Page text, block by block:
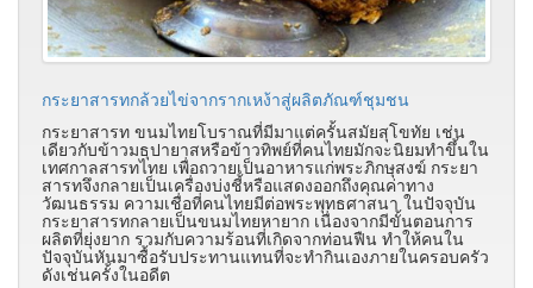
กระยาสารทกล้วยไข่จากรากเหง้าสู่ผลิตภัณฑ์ชุมชน
กระยาสารท ขนมไทยโบราณที่มีมาแต่ครั้นสมัยสุโขทัย เช่น
เดียวกับข้าวมธุปายาสหรือข้าวทิพย์ที่คนไทยมักจะนิยมทำขึ้นใน
เทศกาลสารทไทย เพื่อถวายเป็นอาหารแก่พระภิกษุสงฆ์ กระยา
สารทจึงกลายเป็นเครื่องบ่งชี้หรือแสดงออกถึงคุณค่าทาง
วัฒนธรรม ความเชื่อที่คนไทยมีต่อพระพุทธศาสนา ในปัจจุบัน
กระยาสารทกลายเป็นขนมไทยหายาก เนื่องจากมีขั้นตอนการ
ผลิตที่ยุ่งยาก รวมกับความร้อนที่เกิดจากท่อนฟืน ทำให้คนใน
ปัจจุบันหันมาซื้อรับประทานแทนที่จะทำกินเองภายในครอบครัว
ดังเช่นครั้งในอดีต